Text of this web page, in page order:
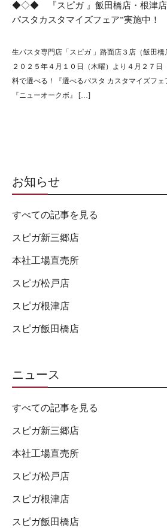
◆◇◆ 『スピガ 』飯田橋店・根津店
パスタカスタマイズフェア”実施
生パスタ専門店「スピガ 」路面店３店（飯田橋
２０２５年４月１０日（木曜）より４月２７日
料で選べる！『選べるパスタ カスタマイズフェ
『ニューオークボ』 […]
お知らせ
すべての記事を見る
スピガ新三郷店
本社工場直売所
スピガ松戸店
スピガ根津店
スピガ飯田橋店
ニュース
すべての記事を見る
スピガ新三郷店
本社工場直売所
スピガ松戸店
スピガ根津店
スピガ飯田橋店